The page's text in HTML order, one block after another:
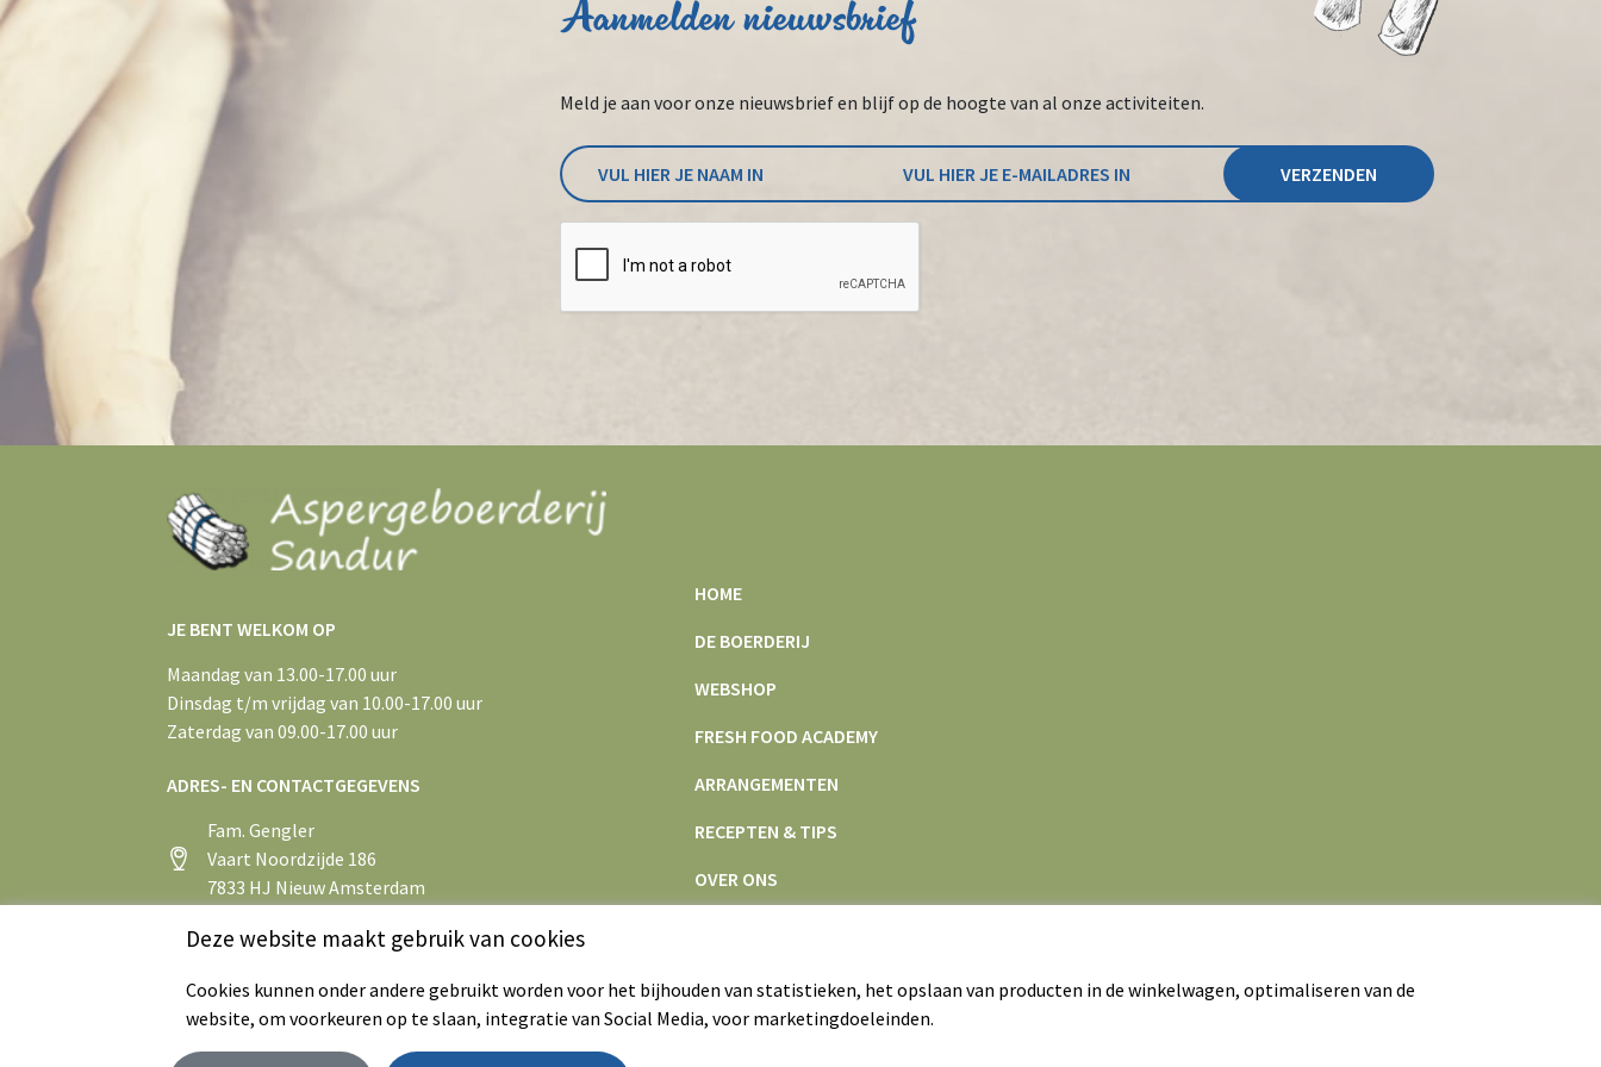
Aanmelden nieuwsbrief
Meld je aan voor onze nieuwsbrief en blijf op de hoogte van al onze activiteiten.
JE BENT WELKOM OP
Maandag van 13.00-17.00 uur
Dinsdag t/m vrijdag van 10.00-17.00 uur
Zaterdag van 09.00-17.00 uur
ADRES- EN CONTACTGEGEVENS
Fam. Gengler
Vaart Noordzijde 186
7833 HJ Nieuw Amsterdam
+31 (0)591 55 43 75
HOME
DE BOERDERIJ
WEBSHOP
FRESH FOOD ACADEMY
ARRANGEMENTEN
RECEPTEN & TIPS
OVER ONS
Deze website maakt gebruik van cookies
Cookies kunnen onder andere gebruikt worden voor het bijhouden van statistieken, het opslaan van producten in de winkelwagen, optimaliseren van de
website, om voorkeuren op te slaan, integratie van Social Media, voor marketingdoeleinden.